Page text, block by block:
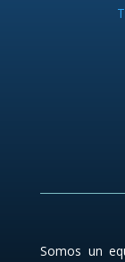
Somos un